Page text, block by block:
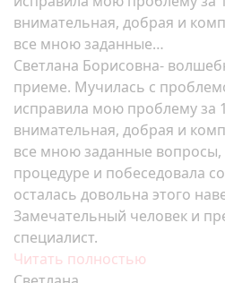
внимательная, добрая и
все мною заданные…
Светлана Борисовна-
приеме. Мучилась с
исправила мою проблему за
внимательная, добрая и
все мною заданные вопросы,
процедуре и побеседовала
осталась довольна этого
Замечательный человек и
специалист.
Читать полностью